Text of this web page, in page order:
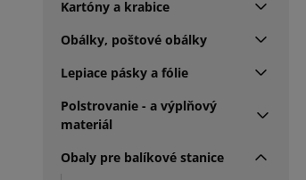
Kartóny a krabice
Obálky, poštové obálky
Lepiace pásky a fólie
Polstrovanie - a výplňový
materiál
Obaly pre balíkové stanice